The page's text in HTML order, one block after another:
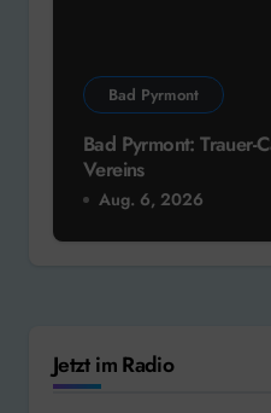
Bad Pyrmont
Bad Pyrmont: Trauer-
Vereins
Aug. 6, 2026
Jetzt im Radio